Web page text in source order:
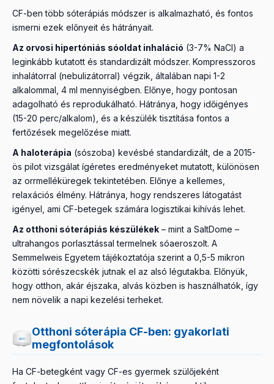
CF-ben több sóterápiás módszer is alkalmazható, és fontos
ismerni ezek előnyeit és hátrányait.
Az orvosi hipertóniás sóoldat inhaláció (3-7% NaCl) a
leginkább kutatott és standardizált módszer. Kompresszoros
inhalátorral (nebulizátorral) végzik, általában napi 1-2
alkalommal, 4 ml mennyiségben. Előnye, hogy pontosan
adagolható és reprodukálható. Hátránya, hogy időigényes
(15-20 perc/alkalom), és a készülék tisztítása fontos a
fertőzések megelőzése miatt.
A haloterápia (sószoba) kevésbé standardizált, de a 2015-
ös pilot vizsgálat ígéretes eredményeket mutatott, különösen
az orrmelléküregek tekintetében. Előnye a kellemes,
relaxációs élmény. Hátránya, hogy rendszeres látogatást
igényel, ami CF-betegek számára logisztikai kihívás lehet.
Az otthoni sóterápiás készülékek – mint a SaltDome –
ultrahangos porlasztással termelnek sóaeroszolt. A
Semmelweis Egyetem tájékoztatója szerint a 0,5-5 mikron
közötti sórészecskék jutnak el az alsó légutakba. Előnyük,
hogy otthon, akár éjszaka, alvás közben is használhatók, így
nem növelik a napi kezelési terheket.
Otthoni sóterápia CF-ben: gyakorlati
megfontolások
Ha CF-betegként vagy CF-es gyermek szülőjeként